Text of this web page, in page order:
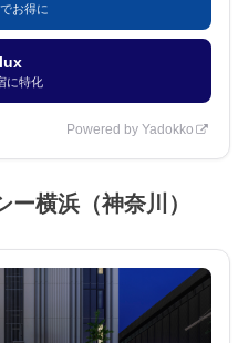
お得に
に特化
Powered by Yadokko
横浜（神奈川）